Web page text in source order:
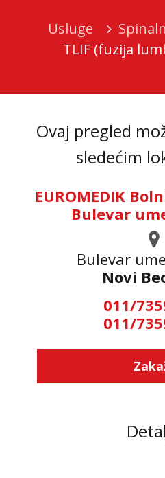
Usluge
TLIF (fuzija
Ovaj pregled
sledećim
EUROMEDIK
Bulevar
Bulevar
Novi
011/
011/